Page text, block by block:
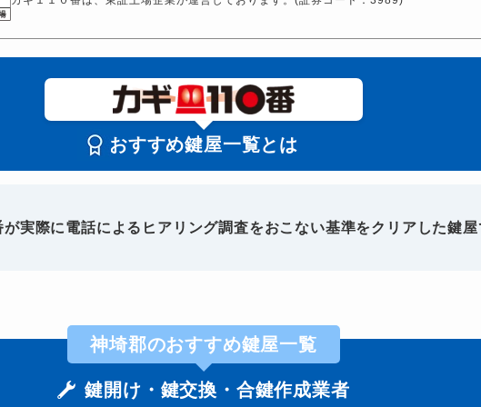
おすすめ鍵屋一覧とは
実際に電話によるヒアリング調査をおこない基準をクリアした鍵屋
神埼郡のおすすめ鍵屋一覧
鍵開け・鍵交換・合鍵作成業者